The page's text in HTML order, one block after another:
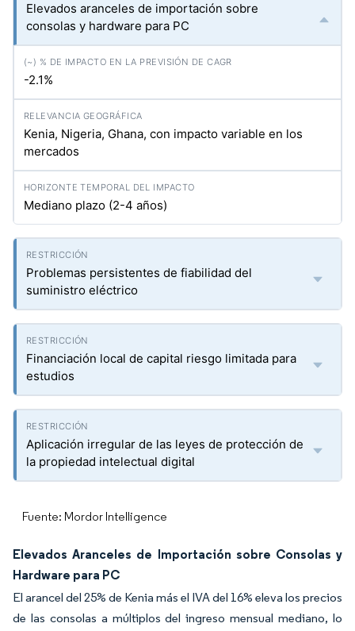
Elevados aranceles de importación sobre
consolas y hardware para PC
-2.1%
Kenia, Nigeria, Ghana, con impacto variable en los
mercados
Mediano plazo (2-4 años)
Problemas persistentes de fiabilidad del
suministro eléctrico
Financiación local de capital riesgo limitada para
estudios
Aplicación irregular de las leyes de protección de
la propiedad intelectual digital
Fuente: Mordor Intelligence
Elevados Aranceles de Importación sobre Consolas y
Hardware para PC
El arancel del 25% de Kenia más el IVA del 16% eleva los precios
de las consolas a múltiplos del ingreso mensual mediano, lo